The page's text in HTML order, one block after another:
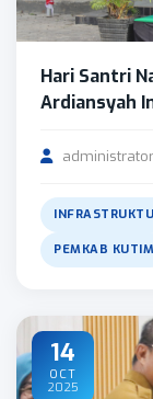
Hari Santri
Ardiansyah
administrator
PEMKAB KUTIM
14
OCT
2025